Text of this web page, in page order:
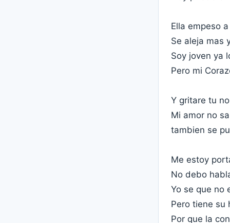
Ella empeso
Se aleja mas
Soy joven ya
Pero mi
Y gritare tu
Mi amor no
tambien se
Me estoy
No debo
Yo se que no
Pero tiene su
Por que la